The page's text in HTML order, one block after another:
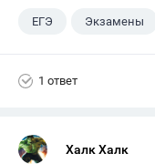
ЕГЭ Экзамены
1 ответ
Халк Халк